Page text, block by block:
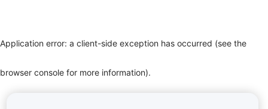
Application error: a client-side exception has occurred (see the
browser console for more information).